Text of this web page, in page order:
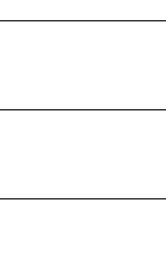
Irbid